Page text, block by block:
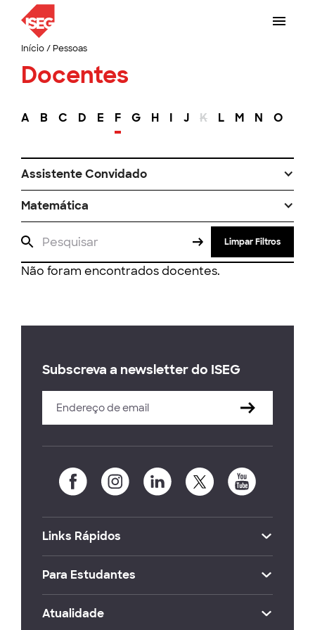
Início/ Pessoas
Docentes
A B C D E F G H I J K L M N O
Assistente Convidado
Matemática
Limpar Filtros
Não foram encontrados docentes.
Subscreva a newsletter do ISEG
Links Rápidos
Para Estudantes
Atualidade